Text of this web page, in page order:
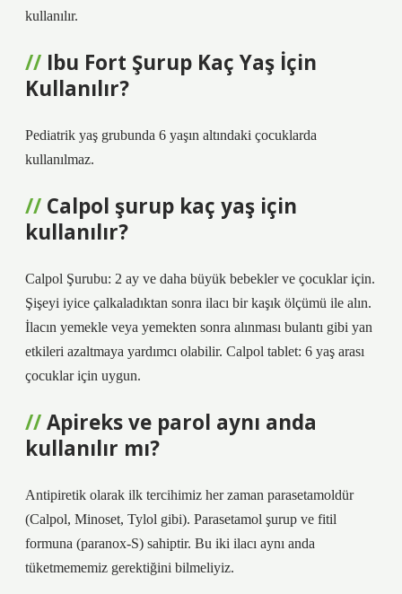
kullanılır.
Ibu Fort Şurup Kaç Yaş İçin
Kullanılır?
Pediatrik yaş grubunda 6 yaşın altındaki çocuklarda
kullanılmaz.
Calpol şurup kaç yaş için
kullanılır?
Calpol Şurubu: 2 ay ve daha büyük bebekler ve çocuklar için.
Şişeyi iyice çalkaladıktan sonra ilacı bir kaşık ölçümü ile alın.
İlacın yemekle veya yemekten sonra alınması bulantı gibi yan
etkileri azaltmaya yardımcı olabilir. Calpol tablet: 6 yaş arası
çocuklar için uygun.
Apireks ve parol aynı anda
kullanılır mı?
Antipiretik olarak ilk tercihimiz her zaman parasetamoldür
(Calpol, Minoset, Tylol gibi). Parasetamol şurup ve fitil
formuna (paranox-S) sahiptir. Bu iki ilacı aynı anda
tüketmememiz gerektiğini bilmeliyiz.